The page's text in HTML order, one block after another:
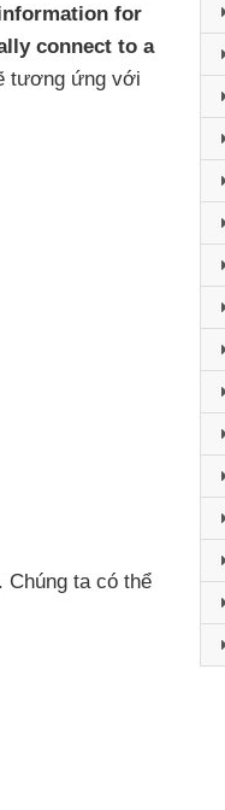
for
connect to a
tương ứng với
. Chúng ta có thể